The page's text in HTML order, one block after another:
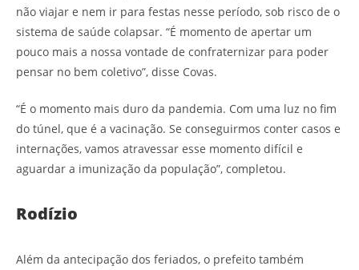
não viajar e nem ir para festas nesse período, sob risco de o
sistema de saúde colapsar. “É momento de apertar um
pouco mais a nossa vontade de confraternizar para poder
pensar no bem coletivo”, disse Covas.
“É o momento mais duro da pandemia. Com uma luz no fim
do túnel, que é a vacinação. Se conseguirmos conter casos e
internações, vamos atravessar esse momento difícil e
aguardar a imunização da população”, completou.
Rodízio
Além da antecipação dos feriados, o prefeito também